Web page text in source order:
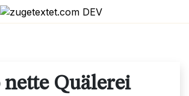
nette Quälerei